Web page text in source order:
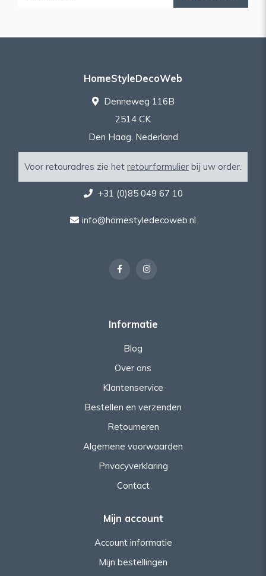
HomeStyleDecoWeb
Denneweg 116B
2514 CK
Den Haag, Nederland
Voor retouradres zie het retourformulier bij uw order.
+31 (0)85 049 67 10
info@homestyledecoweb.nl
Informatie
Blog
Over ons
Klantenservice
Bestellen en verzenden
Retourneren
Algemene voorwaarden
Privacyverklaring
Contact
Mijn account
Account informatie
Mijn bestellingen